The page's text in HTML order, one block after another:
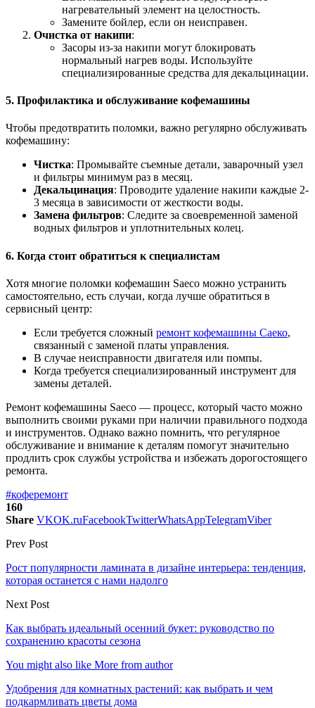
нагревательный элемент на целостность.
Замените бойлер, если он неисправен.
Очистка от накипи:
Засоры из-за накипи могут блокировать
нормальный нагрев воды. Используйте
специализированные средства для декальцинации.
5. Профилактика и обслуживание кофемашины
Чтобы предотвратить поломки, важно регулярно обслуживать
кофемашину:
Чистка: Промывайте съемные детали, заварочный узел
и фильтры минимум раз в месяц.
Декальцинация: Проводите удаление накипи каждые 2-
3 месяца в зависимости от жесткости воды.
Замена фильтров: Следите за своевременной заменой
водных фильтров и уплотнительных колец.
6. Когда стоит обратиться к специалистам
Хотя многие поломки кофемашин Saeco можно устранить
самостоятельно, есть случаи, когда лучше обратиться в
сервисный центр:
Если требуется сложный ремонт кофемашины Саеко,
связанный с заменой платы управления.
В случае неисправности двигателя или помпы.
Когда требуется специализированный инструмент для
замены деталей.
Ремонт кофемашины Saeco — процесс, который часто можно
выполнить своими руками при наличии правильного подхода
и инструментов. Однако важно помнить, что регулярное
обслуживание и внимание к деталям помогут значительно
продлить срок службы устройства и избежать дорогостоящего
ремонта.
#коферемонт
160
Share VKOK.ruFacebookTwitterWhatsAppTelegramViber
Prev Post
Рост популярности ламината в дизайне интерьера: тенденция,
которая останется с нами надолго
Next Post
Как выбрать идеальный осенний букет: руководство по
сохранению красоты сезона
You might also like More from author
Удобрения для комнатных растений: как выбрать и чем
подкармливать цветы дома